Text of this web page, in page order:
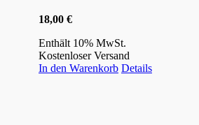
18,00 €
Enthält 10% MwSt.
Kostenloser Versand
In den Warenkorb Details